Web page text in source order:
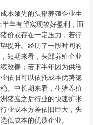
本领先的头部养殖企业生
年有望实现较好盈利，而
价或存在一定压力，若行
提升。经历了一段时间的
短期来看，头部养殖企业
改善；若下半年因为供给
依旧可以依托成本优势稳
。中长期来看，生猪养殖
猪瘟之后行业的快速扩张
业成本方差依旧巨大，头
低成本的优质企业。